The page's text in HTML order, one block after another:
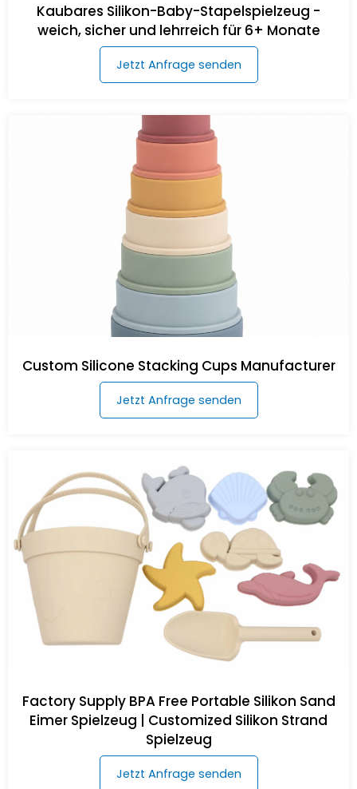
Kaubares Silikon-Baby-Stapelspielzeug -
weich, sicher und lehrreich für 6+ Monate
Jetzt Anfrage senden
Custom Silicone Stacking Cups Manufacturer
Jetzt Anfrage senden
Factory Supply BPA Free Portable Silikon Sand
Eimer Spielzeug | Customized Silikon Strand
Spielzeug
Jetzt Anfrage senden